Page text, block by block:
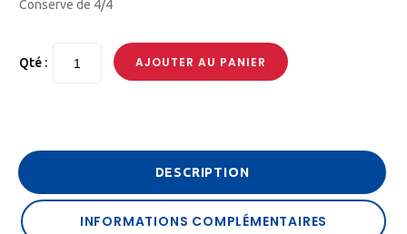
Conserve de 4/4
Qté : AJOUTER AU PANIER
DESCRIPTION
INFORMATIONS COMPLÉMENTAIRES